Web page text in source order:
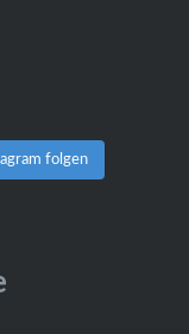
folgen